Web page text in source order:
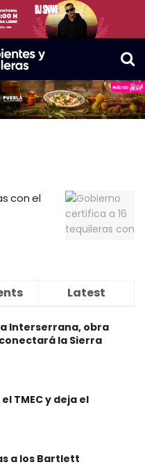
con el
Latest
Interserrana, obra
la Sierra
TMEC y deja el
a los Bartlett